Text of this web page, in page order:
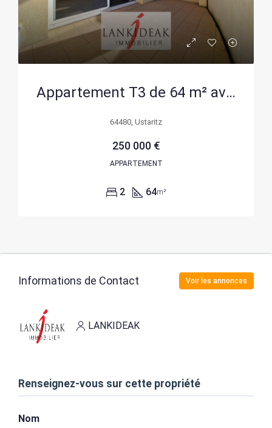
Appartement T3 de 64 m² avec terrasse et stationnement à Ustaritz
64480, Ustaritz
250 000 €
APPARTEMENT
2 64m²
Informations de Contact Voir les annonces
LANKIDEAK
Renseignez-vous sur cette propriété
Nom